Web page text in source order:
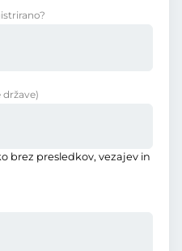
države)
brez presledkov, vezajev in